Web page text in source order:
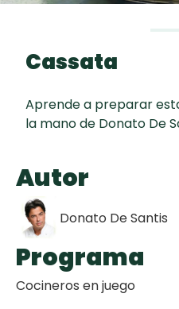
Cassata
Aprende a preparar
la mano de Donato De
Autor
Donato De Santis
Programa
Cocineros en juego